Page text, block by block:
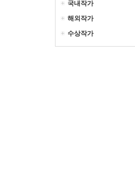
국내작가
해외작가
수상작가